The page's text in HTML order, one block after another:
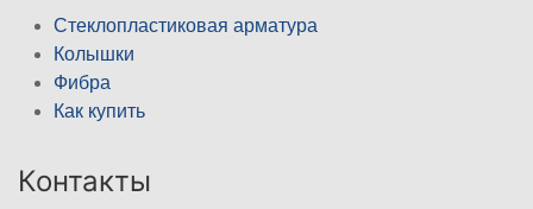
Стеклопластиковая арматура
Колышки
Фибра
Как купить
Контакты